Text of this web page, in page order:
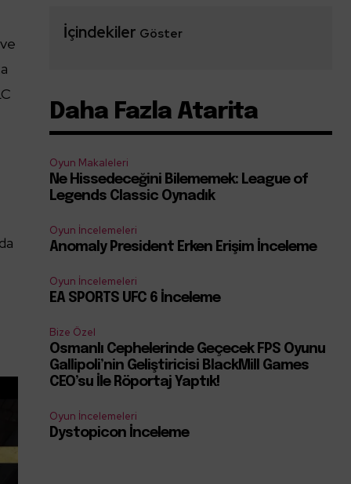
İçindekiler Göster
Daha Fazla Atarita
Oyun Makaleleri
Ne Hissedeceğini Bilememek: League of
Legends Classic Oynadık
Oyun İncelemeleri
Anomaly President Erken Erişim İnceleme
Oyun İncelemeleri
EA SPORTS UFC 6 İnceleme
Bize Özel
Osmanlı Cephelerinde Geçecek FPS Oyunu
Gallipoli’nin Geliştiricisi BlackMill Games
CEO’su İle Röportaj Yaptık!
Oyun İncelemeleri
Dystopicon İnceleme